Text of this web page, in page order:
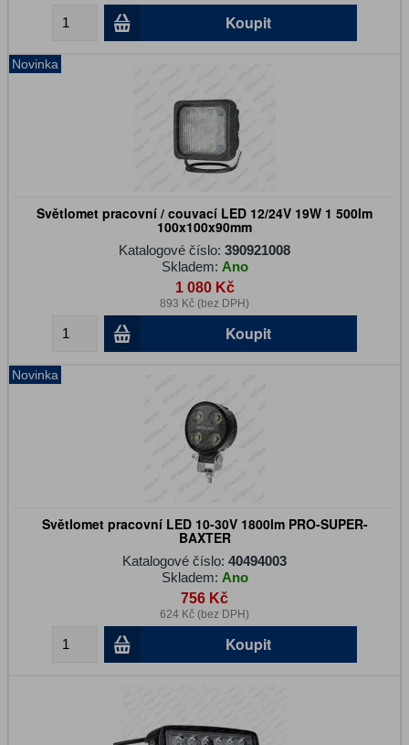
Koupit
Novinka
Světlomet pracovní / couvací LED 12/24V 19W 1 500lm
100x100x90mm
Katalogové číslo: 390921008
Skladem: Ano
1 080 Kč
893 Kč (bez DPH)
Koupit
Novinka
Světlomet pracovní LED 10-30V 1800lm PRO-SUPER-
BAXTER
Katalogové číslo: 40494003
Skladem: Ano
756 Kč
624 Kč (bez DPH)
Koupit